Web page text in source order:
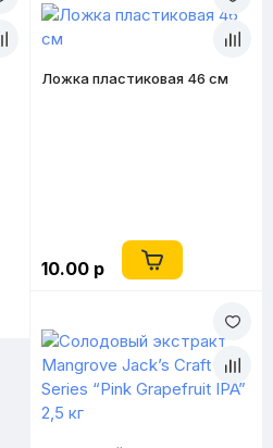
Ложка пластиковая 46 см
10.00 р